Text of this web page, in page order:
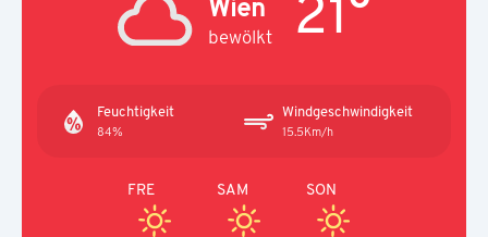
Wien
bewölkt
Feuchtigkeit
84%
Windgeschwindigkeit
15.5Km/h
FRE SAM SON